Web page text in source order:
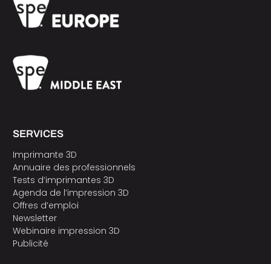
SERVICES
Imprimante 3D
Annuaire des professionnels
Tests d’imprimantes 3D
Agenda de l’impression 3D
Offres d’emploi
Newsletter
Webinaire impression 3D
Publicité